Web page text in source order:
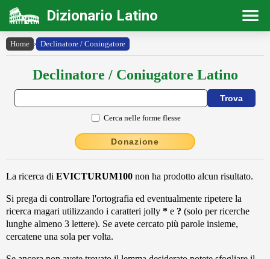
Dizionario Latino
Home › Declinatore / Coniugatore
Declinatore / Coniugatore Latino
Cerca nelle forme flesse
Donazione
La ricerca di EVICTURUM100 non ha prodotto alcun risultato.
Si prega di controllare l'ortografia ed eventualmente ripetere la
ricerca magari utilizzando i caratteri jolly * e ? (solo per ricerche
lunghe almeno 3 lettere). Se avete cercato più parole insieme,
cercatene una sola per volta.